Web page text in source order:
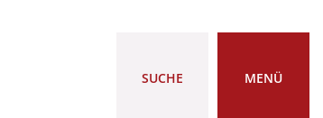
SUCHE MENÜ